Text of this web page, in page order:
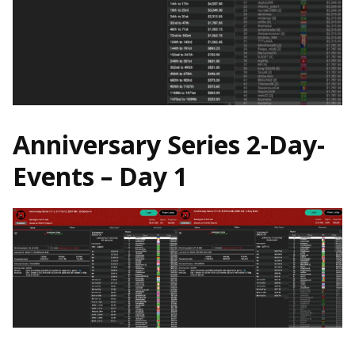
Anniversary Series 2-Day-
Events – Day 1